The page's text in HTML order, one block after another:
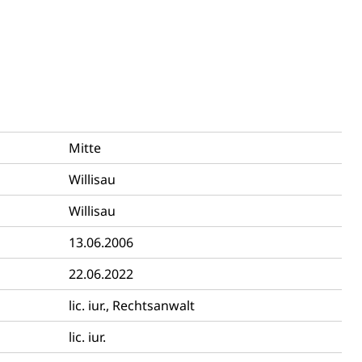
Mitte
Willisau
Willisau
13.06.2006
22.06.2022
lic. iur., Rechtsanwalt
lic. iur.
Betriebe, Alarmierung, Sirenentest